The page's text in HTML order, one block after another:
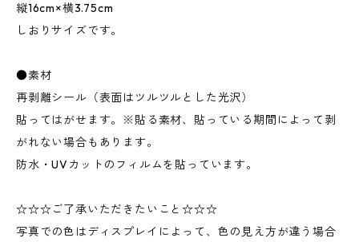
縦16cm×横3.75cm
しおりサイズです。
●素材
再剥離シール（表面はツルツルとした光沢）
貼ってはがせます。※貼る素材、貼っている期間によって剥
がれない場合もあります。
防水・UVカットのフィルムを貼っています。
☆☆☆ご了承いただきたいこと☆☆☆
写真での色はディスプレイによって、色の見え方が違う場合